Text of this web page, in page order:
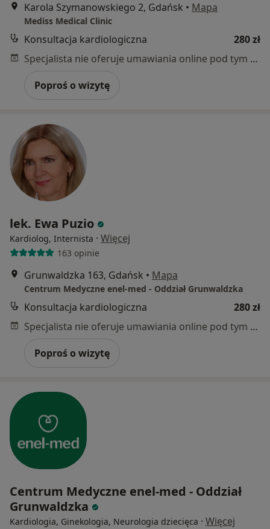
Karola Szymanowskiego 2, Gdańsk • Mapa
Mediss Medical Clinic
Konsultacja kardiologiczna
280 zł
Specjalista nie oferuje umawiania online pod tym adresem.
Poproś o wizytę
lek. Ewa Puzio
Kardiolog, Internista · Więcej
163 opinie
Grunwaldzka 163, Gdańsk • Mapa
Centrum Medyczne enel-med - Oddział Grunwaldzka
Konsultacja kardiologiczna
280 zł
Specjalista nie oferuje umawiania online pod tym adresem.
Poproś o wizytę
Centrum Medyczne enel-med - Oddział
Grunwaldzka
Kardiologia, Ginekologia, Neurologia dziecięca · Więcej